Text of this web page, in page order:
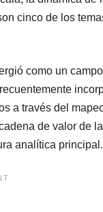
cinco de los
como un
a través del
de valor de
analítica principal.